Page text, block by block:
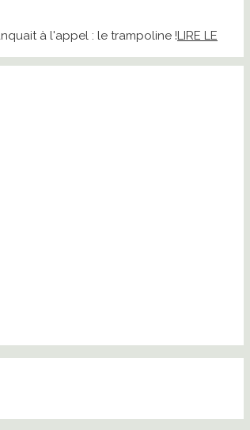
à l'appel : le trampoline !LIRE LE